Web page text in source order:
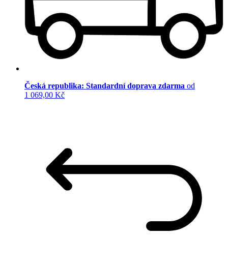
Česká republika: Standardní doprava zdarma od
1 069,00 Kč